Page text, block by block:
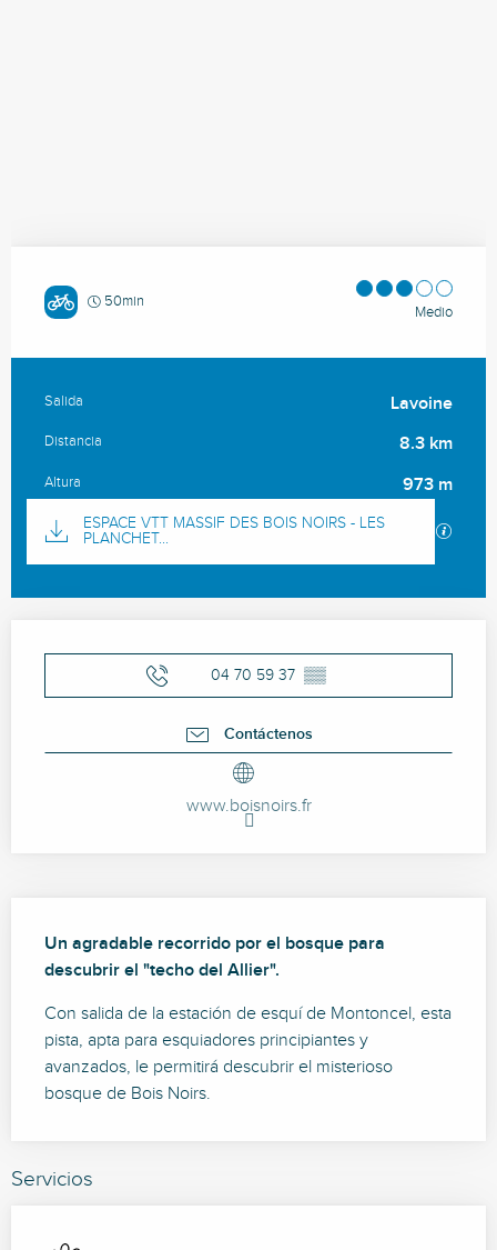
50min
Medio
Información práctica
Salida Lavoine
Distancia 8.3 km
Altura 973 m
Documentación
ESPACE VTT MASSIF DES BOIS NOIRS - LES
PLANCHET...
Los
Horarios y datos de contacto
04 70 59 37 ▒▒
Contáctenos
www.boisnoirs.fr
Un agradable recorrido por el bosque para
descubrir el "techo del Allier".
Con salida de la estación de esquí de Montoncel, esta
pista, apta para esquiadores principiantes y
avanzados, le permitirá descubrir el misterioso
bosque de Bois Noirs.
Servicios